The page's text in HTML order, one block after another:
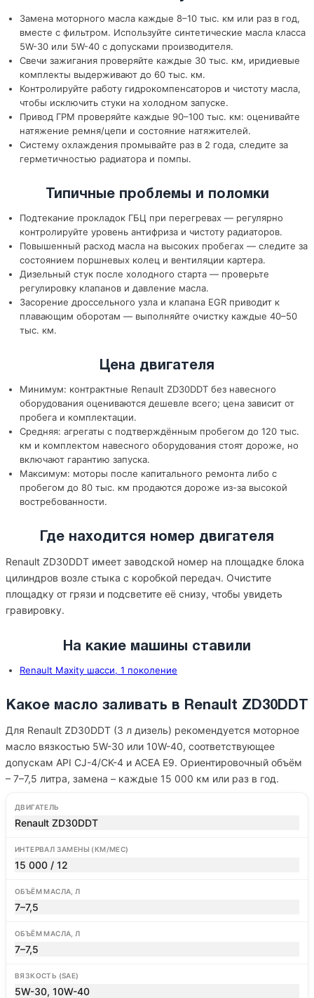
Замена моторного масла каждые 8–10 тыс. км или раз в год,
вместе с фильтром. Используйте синтетические масла класса
5W-30 или 5W-40 с допусками производителя.
Свечи зажигания проверяйте каждые 30 тыс. км, иридиевые
комплекты выдерживают до 60 тыс. км.
Контролируйте работу гидрокомпенсаторов и чистоту масла,
чтобы исключить стуки на холодном запуске.
Привод ГРМ проверяйте каждые 90–100 тыс. км: оценивайте
натяжение ремня/цепи и состояние натяжителей.
Систему охлаждения промывайте раз в 2 года, следите за
герметичностью радиатора и помпы.
Типичные проблемы и поломки
Подтекание прокладок ГБЦ при перегревах — регулярно
контролируйте уровень антифриза и чистоту радиаторов.
Повышенный расход масла на высоких пробегах — следите за
состоянием поршневых колец и вентиляции картера.
Дизельный стук после холодного старта — проверьте
регулировку клапанов и давление масла.
Засорение дроссельного узла и клапана EGR приводит к
плавающим оборотам — выполняйте очистку каждые 40–50
тыс. км.
Цена двигателя
Минимум: контрактные Renault ZD30DDT без навесного
оборудования оцениваются дешевле всего; цена зависит от
пробега и комплектации.
Средняя: агрегаты с подтверждённым пробегом до 120 тыс.
км и комплектом навесного оборудования стоят дороже, но
включают гарантию запуска.
Максимум: моторы после капитального ремонта либо с
пробегом до 80 тыс. км продаются дороже из-за высокой
востребованности.
Где находится номер двигателя
Renault ZD30DDT имеет заводской номер на площадке блока
цилиндров возле стыка с коробкой передач. Очистите
площадку от грязи и подсветите её снизу, чтобы увидеть
гравировку.
На какие машины ставили
Renault Maxity шасси, 1 поколение
Какое масло заливать в Renault ZD30DDT
Для Renault ZD30DDT (3 л дизель) рекомендуется моторное
масло вязкостью 5W-30 или 10W-40, соответствующее
допускам API CJ-4/CK-4 и ACEA E9. Ориентировочный объём
– 7–7,5 литра, замена – каждые 15 000 км или раз в год.
ДВИГАТЕЛЬ
Renault ZD30DDT
ИНТЕРВАЛ ЗАМЕНЫ (КМ/МЕС)
15 000 / 12
ОБЪЁМ МАСЛА, Л
7–7,5
ОБЪЁМ МАСЛА, Л
7–7,5
ВЯЗКОСТЬ (SAE)
5W-30, 10W-40